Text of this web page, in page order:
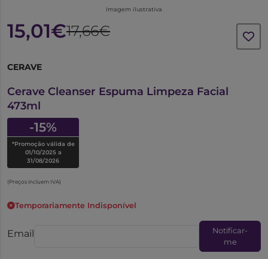
Imagem ilustrativa
15,01€17,66€
CERAVE
Cerave Cleanser Espuma Limpeza Facial
473ml
-15%
*Promoção válida de
01/10/2025 a
31/08/2026
(Preços incluem IVA)
Temporariamente Indisponível
Email
Notificar-
me